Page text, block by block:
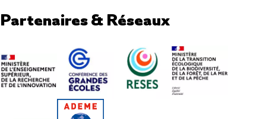
Partenaires & Réseaux